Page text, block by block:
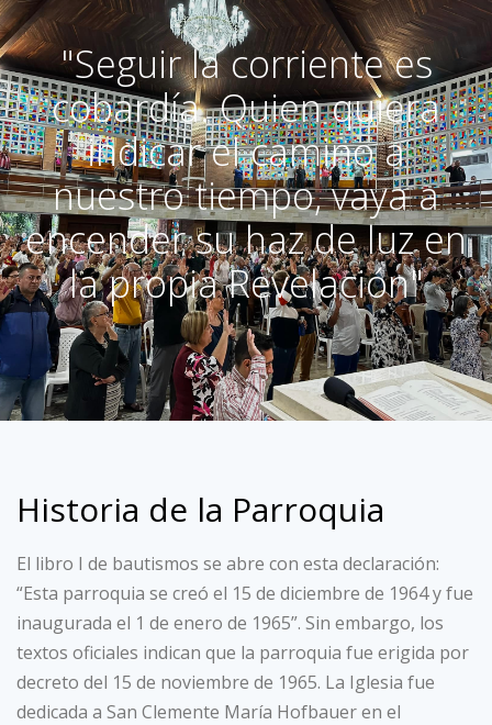
"Seguir la corriente es
cobardía. Quien quiera
indicar el camino a
nuestro tiempo, vaya a
encender su haz de luz en
la propia Revelación"
Historia de la Parroquia
El libro I de bautismos se abre con esta declaración:
“Esta parroquia se creó el 15 de diciembre de 1964 y fue
inaugurada el 1 de enero de 1965”. Sin embargo, los
textos oficiales indican que la parroquia fue erigida por
decreto del 15 de noviembre de 1965. La Iglesia fue
dedicada a San Clemente María Hofbauer en el